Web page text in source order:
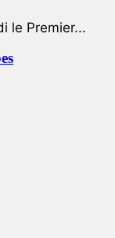
le Premier...